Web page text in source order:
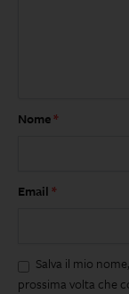
Nome*
Email*
Salva il mio
prossima volta che